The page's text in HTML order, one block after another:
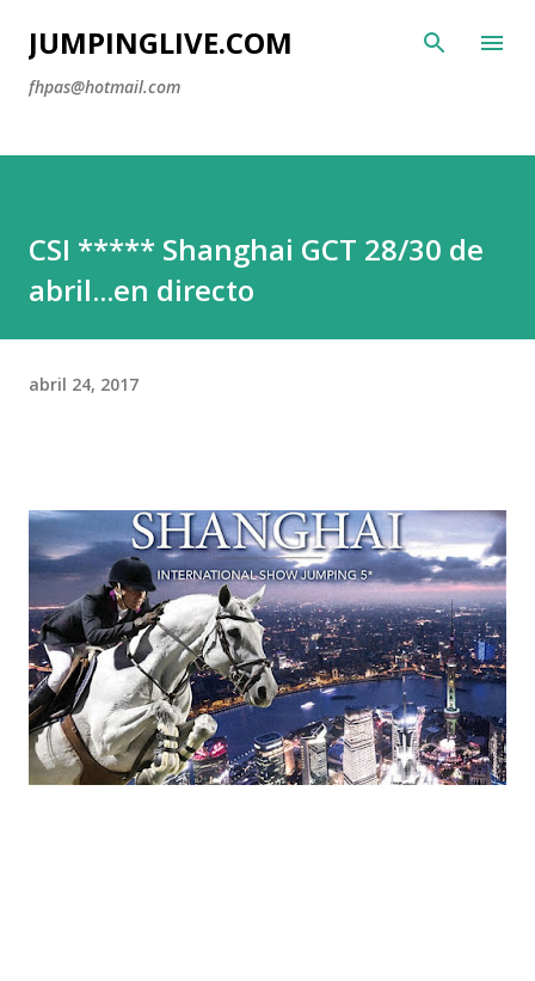
Ir al contenido principal
JUMPINGLIVE.COM
fhpas@hotmail.com
CSI ***** Shanghai GCT 28/30 de
abril...en directo
abril 24, 2017